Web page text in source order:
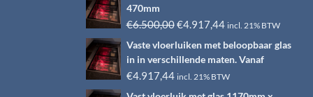
470mm
€6.500,00Oorspronkelijke
prijs
was:
€6.500,00.
€4.917,44Huidige
prijs
is:
€4.917,44.
incl. 21% BTW
Vaste vloerluiken met beloopbaar glas
in in verschillende maten. Vanaf
€4.917,44 incl. 21% BTW